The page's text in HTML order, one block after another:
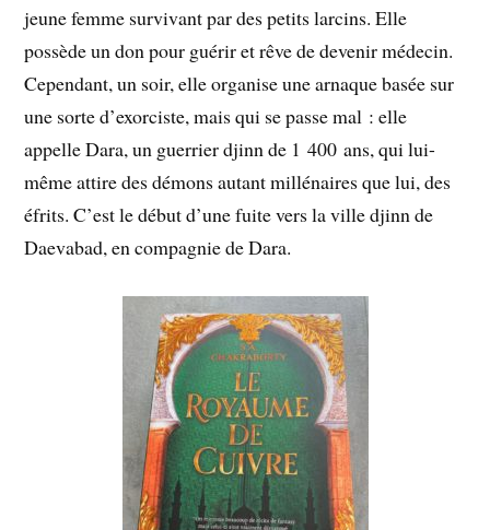
jeune femme survivant par des petits larcins. Elle
possède un don pour guérir et rêve de devenir médecin.
Cependant, un soir, elle organise une arnaque basée sur
une sorte d’exorciste, mais qui se passe mal : elle
appelle Dara, un guerrier djinn de 1 400 ans, qui lui-
même attire des démons autant millénaires que lui, des
éfrits. C’est le début d’une fuite vers la ville djinn de
Daevabad, en compagnie de Dara.